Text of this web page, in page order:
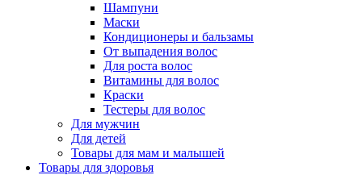
Шампуни
Маски
Кондиционеры и бальзамы
От выпадения волос
Для роста волос
Витамины для волос
Краски
Тестеры для волос
Для мужчин
Для детей
Товары для мам и малышей
Товары для здоровья